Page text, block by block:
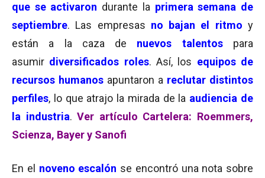
que se activaron durante la primera semana de
septiembre. Las empresas no bajan el ritmo y
están a la caza de nuevos talentospara
asumir diversificados roles. Así, los equipos de
recursos humanos apuntaron a reclutar distintos
perfiles, lo que atrajo la mirada de la audiencia de
la industria.Ver artículo Cartelera: Roemmers,
Scienza, Bayer y Sanofi
En el noveno escalón se encontró una nota sobre